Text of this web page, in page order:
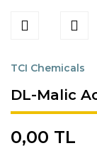
TCI Chemicals
DL-Malic
0,00 TL